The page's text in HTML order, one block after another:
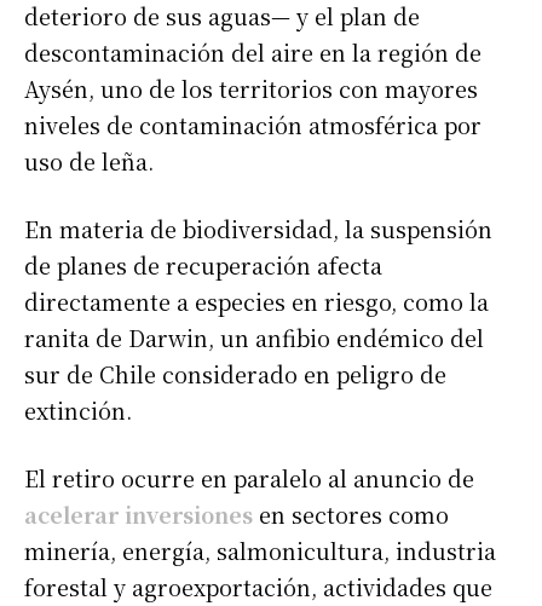
deterioro de sus aguas— y el plan de
descontaminación del aire en la región de
Aysén, uno de los territorios con mayores
niveles de contaminación atmosférica por
uso de leña.
En materia de biodiversidad, la suspensión
de planes de recuperación afecta
directamente a especies en riesgo, como la
ranita de Darwin, un anfibio endémico del
sur de Chile considerado en peligro de
extinción.
El retiro ocurre en paralelo al anuncio de
acelerar inversiones en sectores como
minería, energía, salmonicultura, industria
forestal y agroexportación, actividades que